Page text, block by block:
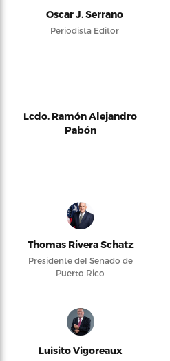
Oscar J. Serrano
Periodista Editor
Lcdo. Ramón Alejandro
Pabón
Thomas Rivera Schatz
Presidente del Senado de
Puerto Rico
Luisito Vigoreaux